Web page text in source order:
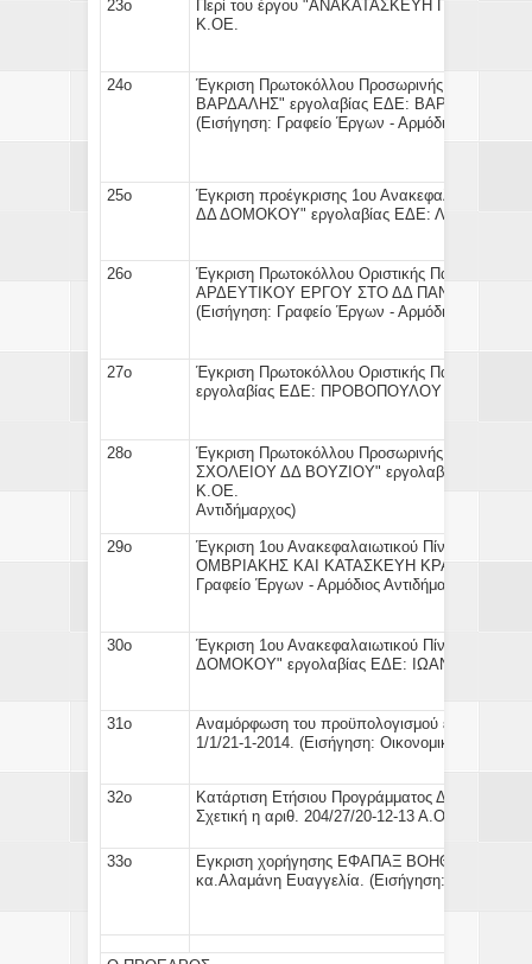
23ο Περί του έργου "ΑΝΑΚΑΤΑΣΚΕΥΗ ΠΛΑΤΕΙΑΣ
24ο Έγκριση Πρωτοκόλλου Προσωρινής &
ΒΑΡΔΑΛΗΣ"
(Εισήγηση: Γραφείο Έργων - Αρμόδιος
25ο Έγκριση προέγκρισης 1ου Ανακεφαλαιωτικού
ΔΔ ΔΟΜΟΚΟΥ" εργολαβίας ΕΔΕ: Λ.ΚΙΤΣΟΣ
26ο Έγκριση Πρωτοκόλλου Οριστικής Παραλαβής
ΑΡΔΕΥΤΙΚΟΥ ΕΡΓΟΥ ΣΤΟ ΔΔ
(Εισήγηση: Γραφείο Έργων - Αρμόδιος
27ο Έγκριση Πρωτοκόλλου Οριστικής Παραλαβής
εργολαβίας ΕΔΕ: ΠΡΟΒΟΠΟΥΛΟΥ
28ο Έγκριση Πρωτοκόλλου Προσωρινής &
ΣΧΟΛΕΙΟΥ ΔΔ ΒΟΥΖΙΟΥ" εργολαβίας ΕΔΕ:
Αντιδήμαρχος)
29ο Έγκριση 1ου Ανακεφαλαιωτικού Πίνακα
ΟΜΒΡΙΑΚΗΣ ΚΑΙ ΚΑΤΑΣΚΕΥΗ ΚΡΑΣΠΕΔΟΥ
Γραφείο Έργων - Αρμόδιος Αντιδήμαρχος)
30ο Έγκριση 1ου Ανακεφαλαιωτικού Πίνακα
ΔΟΜΟΚΟΥ" εργολαβίας ΕΔΕ: ΙΩΑΝΝΗ
31ο Αναμόρφωση του προϋπολογισμού εσόδων και
1/1/21-1-2014. (Εισήγηση: Οικονομική
32ο Κατάρτιση Ετήσιου Προγράμματος Δράσης
Σχετική η αριθ. 204/27/20-12-13 Α.Ο.Ε)
33ο Εγκριση χορήγησης ΕΦΑΠΑΞ ΒΟΗΘΗΜΑΤΟΣ
κα.Αλαμάνη Ευαγγελία. (Εισήγηση: